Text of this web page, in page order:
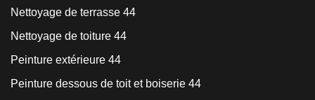
Nettoyage de terrasse 44
Nettoyage de toiture 44
Peinture extérieure 44
Peinture dessous de toit et boiserie 44